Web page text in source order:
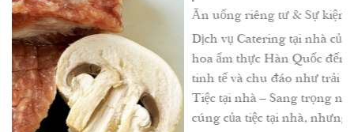
Ăn uống riêng tư & Sự kiện - 05/11/2025
Dịch vụ Catering tại nhà của Samwon Garden
hoa ẩm thực Hàn Quốc đến tận nơi bạn chọn –
tinh tế và chu đáo như trải nghiệm tại nhà
Tiệc tại nhà – Sang trọng như nhà hàng Bạn
cúng của tiệc tại nhà, nhưng [...]